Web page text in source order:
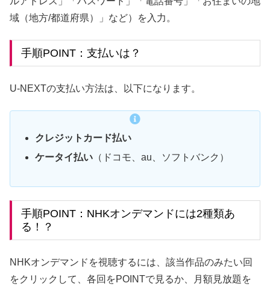
域（地方/都道府県）」など）を入力。
手順POINT：支払いは？
U-NEXTの支払い方法は、以下になります。
クレジットカード払い
ケータイ払い （ドコモ、au、ソフトバンク）
手順POINT：NHKオンデマンドには2種類あ
る！？
NHKオンデマンドを視聴するには、該当作品のみたい回
をクリックして、各回をPOINTで見るか、月額見放題を